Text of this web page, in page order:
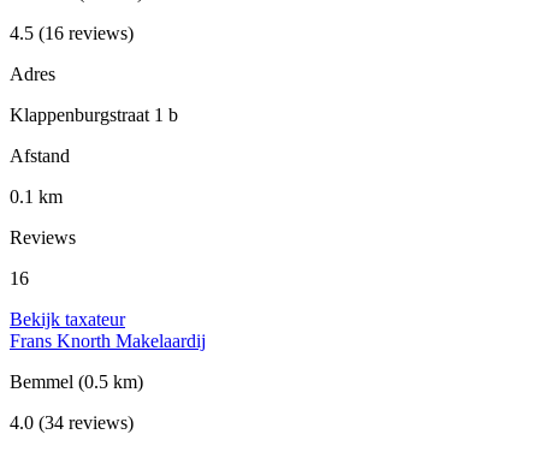
4.5 (16 reviews)
Adres
Klappenburgstraat 1 b
Afstand
0.1 km
Reviews
16
Bekijk taxateur
Frans Knorth Makelaardij
Bemmel (0.5 km)
4.0 (34 reviews)